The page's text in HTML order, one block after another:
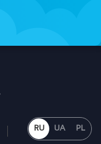
RU UA PL